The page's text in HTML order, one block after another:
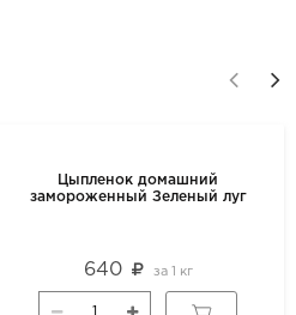
Цыпленок домашний
замороженный Зеленый луг
640 за 1 кг